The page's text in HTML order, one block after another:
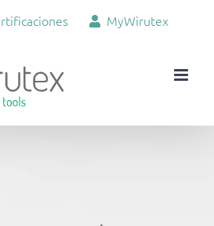
MyWirutex